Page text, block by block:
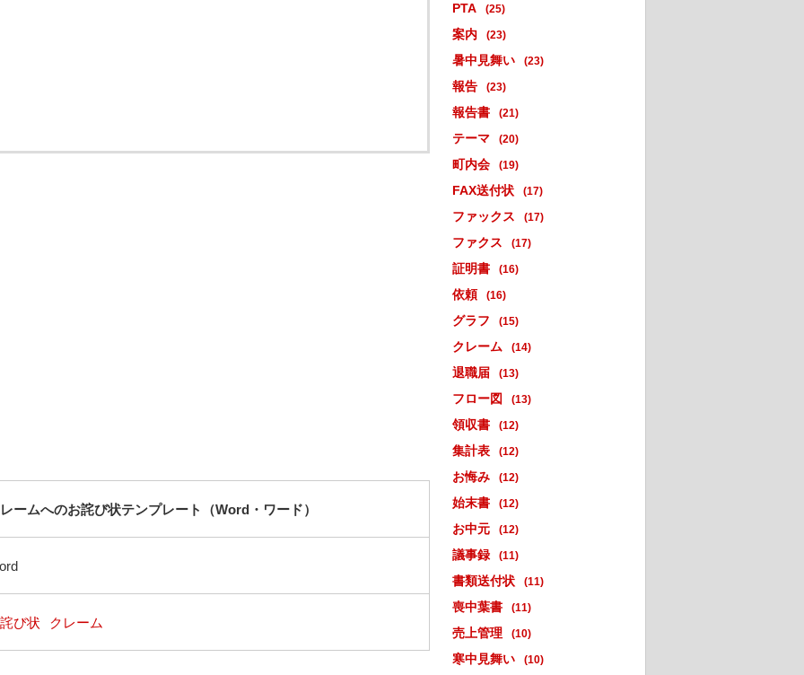
ームへのお詫び状テンプレート（Word・ワード）
び状 クレーム
PTA (25)
案内 (23)
暑中見舞い (23)
報告 (23)
報告書 (21)
テーマ (20)
町内会 (19)
FAX送付状 (17)
ファックス (17)
ファクス (17)
証明書 (16)
依頼 (16)
グラフ (15)
クレーム (14)
退職届 (13)
フロー図 (13)
領収書 (12)
集計表 (12)
お悔み (12)
始末書 (12)
お中元 (12)
議事録 (11)
書類送付状 (11)
喪中葉書 (11)
売上管理 (10)
寒中見舞い (10)